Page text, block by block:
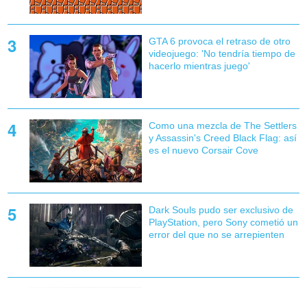
GTA 6 provoca el retraso de otro
videojuego: 'No tendría tiempo de
hacerlo mientras juego'
Como una mezcla de The Settlers
y Assassin's Creed Black Flag: así
es el nuevo Corsair Cove
Dark Souls pudo ser exclusivo de
PlayStation, pero Sony cometió un
error del que no se arrepienten